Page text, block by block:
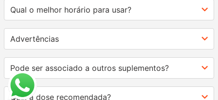
Qual o melhor horário para usar?
Advertências
Pode ser associado a outros suplementos?
Qual a dose recomendada?